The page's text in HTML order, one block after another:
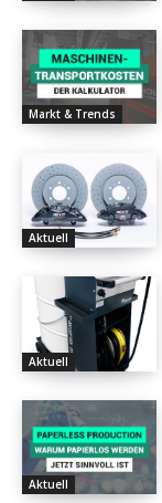
Markt & Trends
Aktuell
Aktuell
Aktuell